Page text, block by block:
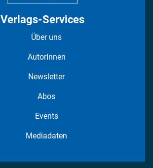
Verlags-Services
Über uns
AutorInnen
Newsletter
Abos
Events
Mediadaten